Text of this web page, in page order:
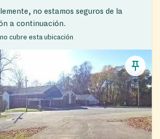
no estamos seguros de la
a continuación.
cubre esta ubicación